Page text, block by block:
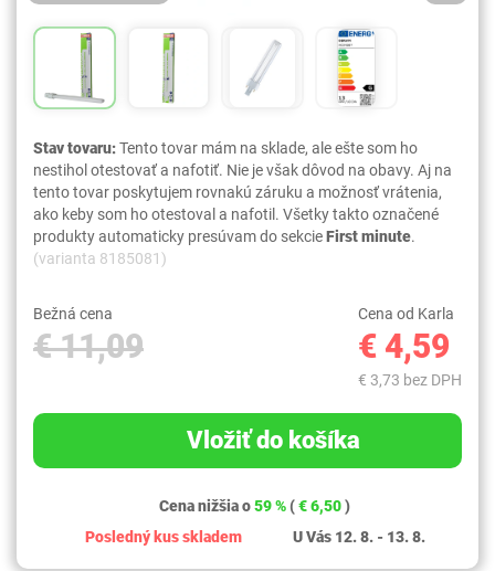
Stav tovaru:Tento tovar mám na sklade, ale ešte som ho
nestihol otestovať a nafotiť. Nie je však dôvod na obavy. Aj na
tento tovar poskytujem rovnakú záruku a možnosť vrátenia,
ako keby som ho otestoval a nafotil. Všetky takto označené
produkty automaticky presúvam do sekcieFirst minute.
(varianta 8185081)
Bežná cena
€ 11,09
Cena od Karla
€ 4,59
€ 3,73 bez DPH
Vložiť do košíka
Cena nižšia o59 % (€ 6,50)
Posledný kus skladem
U Vás 12. 8. - 13. 8.